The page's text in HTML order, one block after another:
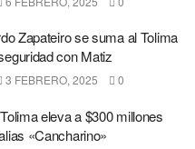
Zapateiro se suma al Tolima
con Matiz
3 FEBRERO, 2025 0
eleva a $300 millones
«Cancharino»